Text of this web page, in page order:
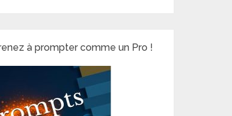
à prompter comme un Pro !